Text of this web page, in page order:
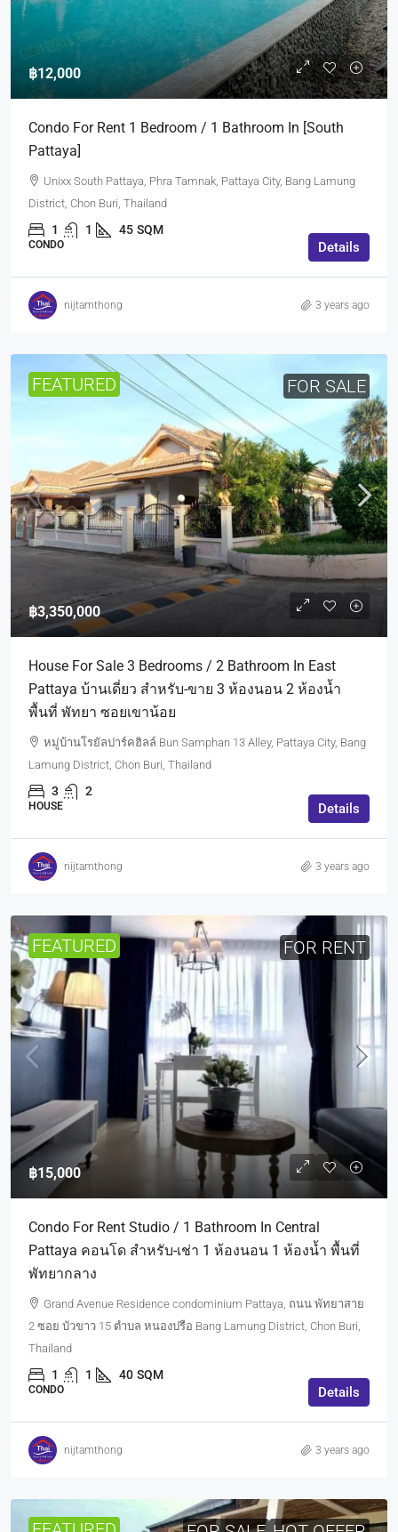
฿12,000
Condo For Rent 1 Bedroom / 1 Bathroom In [South
Pattaya]
Unixx South Pattaya, Phra Tamnak, Pattaya City, Bang Lamung
District, Chon Buri, Thailand
1 1 45 SQM
CONDO Details
nijtamthong 3 years ago
FEATURED FOR SALE
฿3,350,000
House For Sale 3 Bedrooms / 2 Bathroom In East
Pattaya บ้านเดี่ยว สำหรับ-ขาย 3 ห้องนอน 2 ห้องน้ำ
พื้นที่ พัทยา ซอยเขาน้อย
หมู่บ้านโรยัลปาร์คฮิลล์ Bun Samphan 13 Alley, Pattaya City, Bang
Lamung District, Chon Buri, Thailand
3 2
HOUSE Details
nijtamthong 3 years ago
FEATURED FOR RENT
฿15,000
Condo For Rent Studio / 1 Bathroom In Central
Pattaya คอนโด สำหรับ-เช่า 1 ห้องนอน 1 ห้องน้ำ พื้นที่
พัทยากลาง
Grand Avenue Residence condominium Pattaya, ถนน พัทยาสาย
2 ซอย บัวขาว 15 ตำบล หนองปรือ Bang Lamung District, Chon Buri,
Thailand
1 1 40 SQM
CONDO Details
nijtamthong 3 years ago